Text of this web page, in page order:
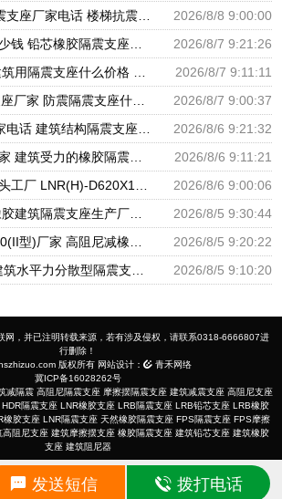
LRB400铅芯橡胶隔震支座厂家电话 楼梯抗震支座 分散型隔震支座
2026/8/8 9:00:00
LNR隔震橡胶支座多少钱 铅芯橡胶隔震支座报价 高阻尼橡胶隔震支座生产厂家
2026/8/7 9:21:26
天然橡胶支座价格 建筑用隔震支座什么价格 橡胶楼梯支座价格
2026/8/7 9:11:11
LRB1300橡胶隔震支座厂家 防震隔震支座什么价格 LRB700铅芯橡胶隔震支座什么价格
2026/8/7 9:00:37
隔震支座LRB700厂家电话 建筑结构隔震支座厂家电话 LNR900隔震橡胶支座生产加工
2026/8/6 9:21:32
隔震支座商家生产厂家 建筑受力的橡胶隔震支座厂家 LNR隔震支座500厂家
2026/8/6 9:11:21
成品橡胶隔震支座源头工厂 LNR(H)-D620X179隔震支座源头工厂 水平分散型隔震支座生产厂家
2026/8/6 9:00:06
建筑连廊隔震支座 橡胶建筑隔震支座生产厂家 建筑铅芯隔振支座厂家
2026/8/5 9:30:44
LNR橡胶隔震支座400(II型)厂家 高阻尼减橡胶隔震支座厂家 建筑橡胶建筑隔震支座厂家
2026/8/5 9:20:22
HDR隔震橡胶支座 建筑水平力分散型隔震支座生产厂家 圆形高阻尼隔震支座的源头工厂
2026/8/5 9:10:20
发送短信 拨打电话
网，并已注明转载来源，若有涉及侵权，请联系0318-6666807进
行删除！
版权所有 网站设计：
青禾网络
冀ICP备16028262号
减隔震 高阻尼隔震支座 摩擦摆隔震支座 建筑减震支座 高阻尼支座
HDR隔震支座 LNR橡胶支座 LRB隔震支座 LRB铅芯支座 LRB橡胶
橡胶支座 LNR隔震支座 天然橡胶隔震支座 FPS隔震支座 FPS摩擦
高阻尼支座 建筑摩擦摆支座 橡胶隔震支座 建筑铅芯支座 建筑橡胶
支座 建筑阻尼器